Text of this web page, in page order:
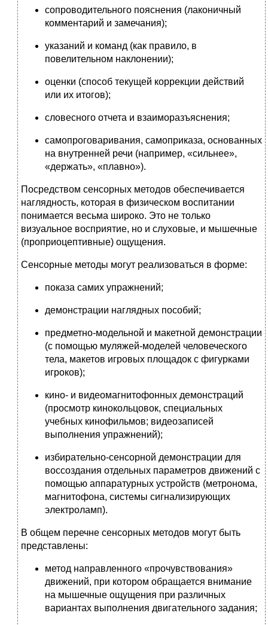
сопроводительного пояснения (лаконичный
комментарий и замечания);
указаний и команд (как правило, в
повелительном наклонении);
оценки (способ текущей коррекции действий
или их итогов);
словесного отчета и взаиморазъяснения;
самопроговаривания, самоприказа, основанных
на внутренней речи (например, «сильнее»,
«держать», «плавно»).
Посредством сенсорных методов обеспечивается
наглядность, которая в физическом воспитании
понимается весьма широко. Это не только
визуальное восприятие, но и слуховые, и мышечные
(проприоцептивные) ощущения.
Сенсорные методы могут реализоваться в форме:
показа самих упражнений;
демонстрации наглядных пособий;
предметно-модельной и макетной демонстрации
(с помощью муляжей-моделей человеческого
тела, макетов игровых площадок с фигурками
игроков);
кино- и видеомагнитофонных демонстраций
(просмотр кинокольцовок, специальных
учебных кинофильмов; видеозаписей
выполнения упражнений);
избирательно-сенсорной демонстрации для
воссоздания отдельных параметров движений с
помощью аппаратурных устройств (метронома,
магнитофона, системы сигнализирующих
электроламп).
В общем перечне сенсорных методов могут быть
представлены:
метод направленного «прочувствования»
движений, при котором обращается внимание
на мышечные ощущения при различных
вариантах выполнения двигательного задания;